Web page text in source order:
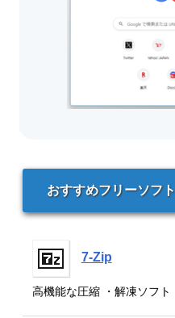
おすすめフリーソフト
7-Zip
高機能な圧縮 ・解凍ソフト